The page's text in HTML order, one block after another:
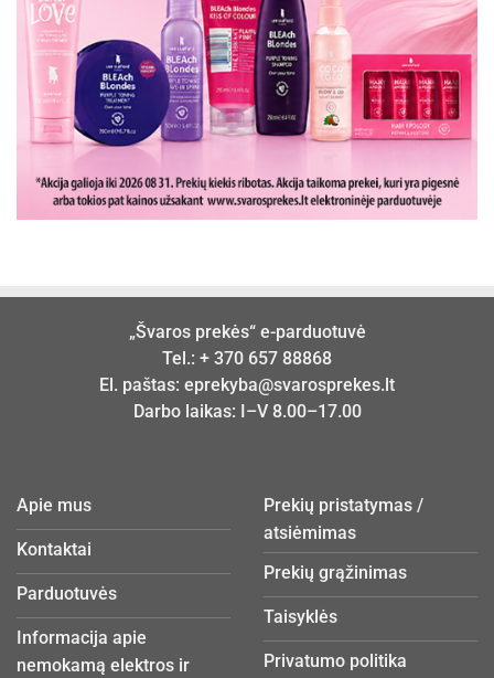
„Švaros prekės“ e-parduotuvė
Tel.: + 370 657 88868
El. paštas: eprekyba@svarosprekes.lt
Darbo laikas: I–V 8.00–17.00
Apie mus
Kontaktai
Parduotuvės
Informacija apie
nemokamą elektros ir
Prekių pristatymas /
atsiėmimas
Prekių grąžinimas
Taisyklės
Privatumo politika